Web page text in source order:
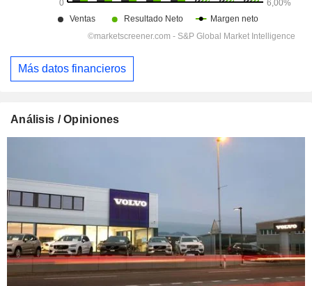
Más datos financieros
Análisis / Opiniones